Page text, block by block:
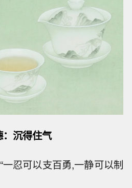
：沉得住气
忍可以支百勇,一静可以制